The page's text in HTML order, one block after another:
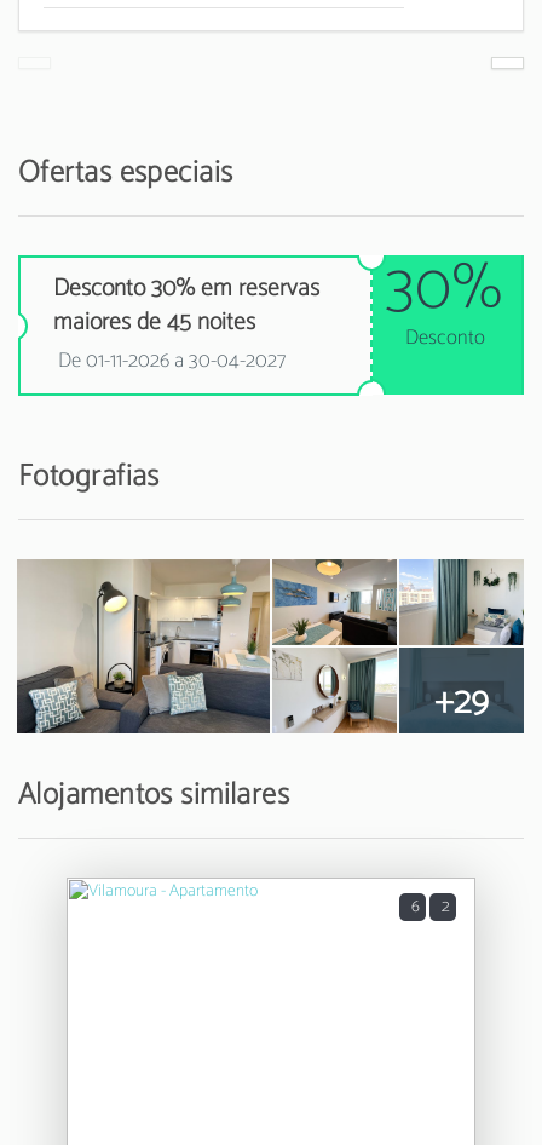
Ofertas especiais
Desconto 30% em reservas
maiores de 45 noites
De 01-11-2026 a 30-04-2027
30%
Desconto
Fotografias
+29
Alojamentos similares
6 2